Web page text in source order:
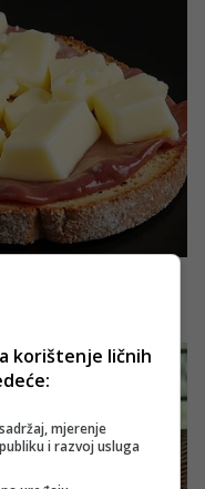
korištenje ličnih
mjerenje
i razvoj usluga